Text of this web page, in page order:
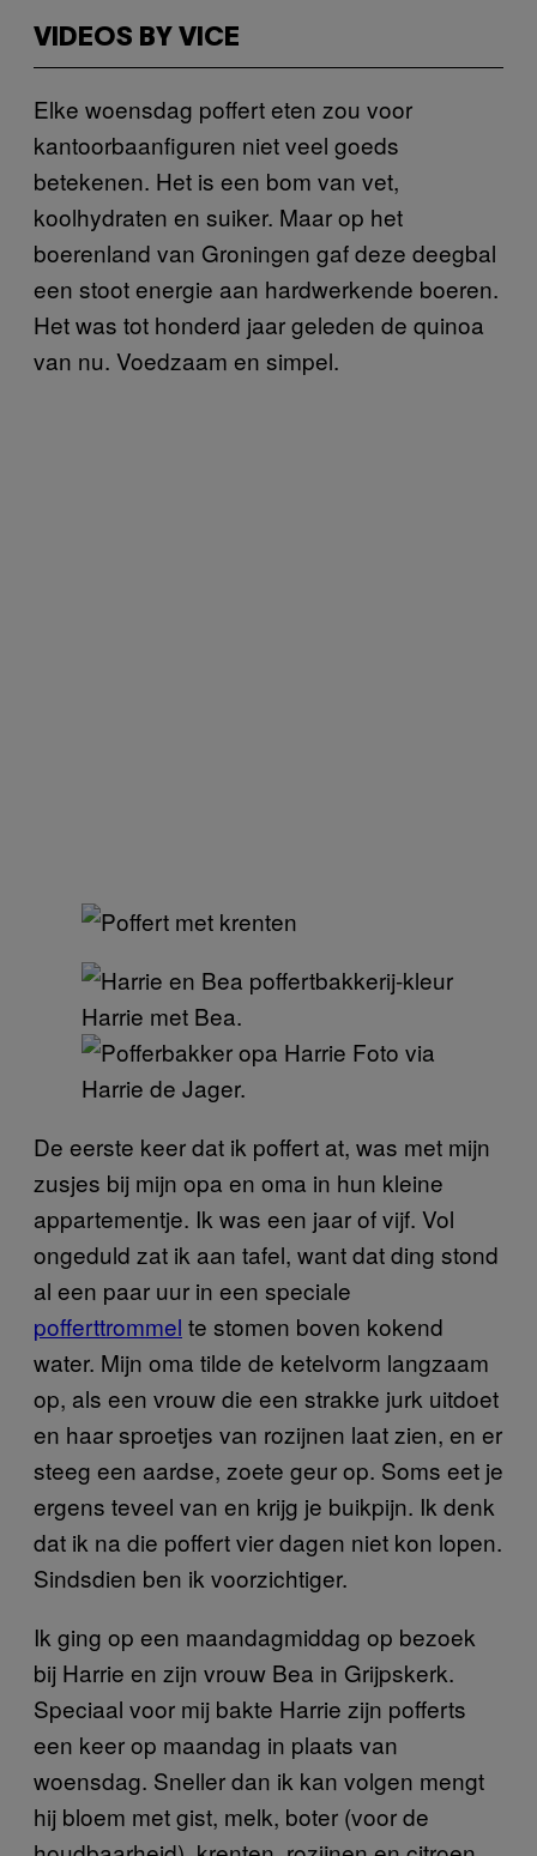
VIDEOS BY VICE
Elke woensdag poffert eten zou voor
kantoorbaanfiguren niet veel goeds
betekenen. Het is een bom van vet,
koolhydraten en suiker. Maar op het
boerenland van Groningen gaf deze deegbal
een stoot energie aan hardwerkende boeren.
Het was tot honderd jaar geleden de quinoa
van nu. Voedzaam en simpel.
Harrie met Bea.
Foto via
Harrie de Jager.
De eerste keer dat ik poffert at, was met mijn
zusjes bij mijn opa en oma in hun kleine
appartementje. Ik was een jaar of vijf. Vol
ongeduld zat ik aan tafel, want dat ding stond
al een paar uur in een speciale
pofferttrommel te stomen boven kokend
water. Mijn oma tilde de ketelvorm langzaam
op, als een vrouw die een strakke jurk uitdoet
en haar sproetjes van rozijnen laat zien, en er
steeg een aardse, zoete geur op. Soms eet je
ergens teveel van en krijg je buikpijn. Ik denk
dat ik na die poffert vier dagen niet kon lopen.
Sindsdien ben ik voorzichtiger.
Ik ging op een maandagmiddag op bezoek
bij Harrie en zijn vrouw Bea in Grijpskerk.
Speciaal voor mij bakte Harrie zijn pofferts
een keer op maandag in plaats van
woensdag. Sneller dan ik kan volgen mengt
hij bloem met gist, melk, boter (voor de